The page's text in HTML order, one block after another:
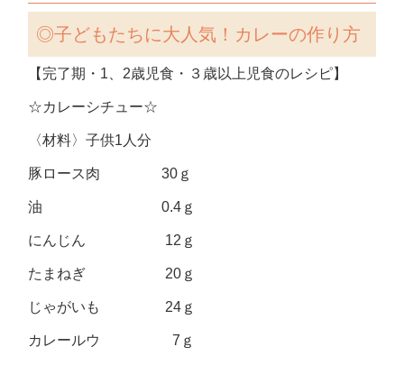
◎子どもたちに大人気！カレーの作り方
【完了期・1、2歳児食・３歳以上児食のレシピ】
☆カレーシチュー☆
〈材料〉子供1人分
豚ロース肉 30ｇ
油 0.4ｇ
にんじん 12ｇ
たまねぎ 20ｇ
じゃがいも 24ｇ
カレールウ 7ｇ